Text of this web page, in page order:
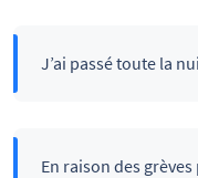
J’ai passé toute la
En raison des